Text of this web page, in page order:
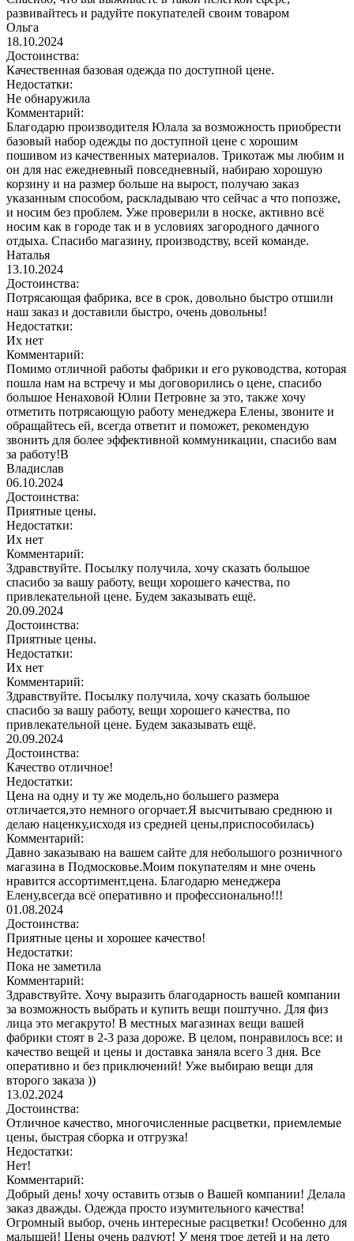
развивайтесь и радуйте покупателей своим товаром
Ольга
18.10.2024
Достоинства:
Качественная базовая одежда по доступной цене.
Недостатки:
Не обнаружила
Комментарий:
Благодарю производителя Юлала за возможность приобрести
базовый набор одежды по доступной цене с хорошим
пошивом из качественных материалов. Трикотаж мы любим и
он для нас ежедневный повседневный, набираю хорошую
корзину и на размер больше на вырост, получаю заказ
указанным способом, раскладываю что сейчас а что попозже,
и носим без проблем. Уже проверили в носке, активно всё
носим как в городе так и в условиях загородного дачного
отдыха. Спасибо магазину, производству, всей команде.
Наталья
13.10.2024
Достоинства:
Потрясающая фабрика, все в срок, довольно быстро отшили
наш заказ и доставили быстро, очень довольны!
Недостатки:
Их нет
Комментарий:
Помимо отличной работы фабрики и его руководства, которая
пошла нам на встречу и мы договорились о цене, спасибо
большое Ненаховой Юлии Петровне за это, также хочу
отметить потрясающую работу менеджера Елены, звоните и
обращайтесь ей, всегда ответит и поможет, рекомендую
звонить для более эффективной коммуникации, спасибо вам
за работу!В
Владислав
06.10.2024
Достоинства:
Приятные цены.
Недостатки:
Их нет
Комментарий:
Здравствуйте. Посылку получила, хочу сказать большое
спасибо за вашу работу, вещи хорошего качества, по
привлекательной цене. Будем заказывать ещё.
20.09.2024
Достоинства:
Приятные цены.
Недостатки:
Их нет
Комментарий:
Здравствуйте. Посылку получила, хочу сказать большое
спасибо за вашу работу, вещи хорошего качества, по
привлекательной цене. Будем заказывать ещё.
20.09.2024
Достоинства:
Качество отличное!
Недостатки:
Цена на одну и ту же модель,но большего размера
отличается,это немного огорчает.Я высчитываю среднюю и
делаю наценку,исходя из средней цены,приспособилась)
Комментарий:
Давно заказываю на вашем сайте для небольшого розничного
магазина в Подмосковье.Моим покупателям и мне очень
нравится ассортимент,цена. Благодарю менеджера
Елену,всегда всё оперативно и профессионально!!!
01.08.2024
Достоинства:
Приятные цены и хорошее качество!
Недостатки:
Пока не заметила
Комментарий:
Здравствуйте. Хочу выразить благодарность вашей компании
за возможность выбрать и купить вещи поштучно. Для физ
лица это мегакруто! В местных магазинах вещи вашей
фабрики стоят в 2-3 раза дороже. В целом, понравилось все: и
качество вещей и цены и доставка заняла всего 3 дня. Все
оперативно и без приключений! Уже выбираю вещи для
второго заказа ))
13.02.2024
Достоинства:
Отличное качество, многочисленные расцветки, приемлемые
цены, быстрая сборка и отгрузка!
Недостатки:
Нет!
Комментарий:
Добрый день! хочу оставить отзыв о Вашей компании! Делала
заказ дважды. Одежда просто изумительного качества!
Огромный выбор, очень интересные расцветки! Особенно для
малышей! Цены очень радуют! У меня трое детей и на лето